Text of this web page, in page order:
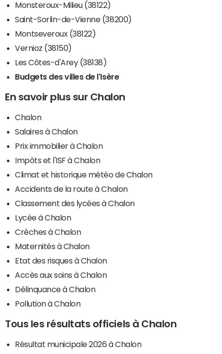
Monsteroux-Milieu (38122)
Saint-Sorlin-de-Vienne (38200)
Montseveroux (38122)
Vernioz (38150)
Les Côtes-d'Arey (38138)
Budgets des villes de l'Isère
En savoir plus sur Chalon
Chalon
Salaires à Chalon
Prix immobilier à Chalon
Impôts et l'ISF à Chalon
Climat et historique météo de Chalon
Accidents de la route à Chalon
Classement des lycées à Chalon
Lycée à Chalon
Crèches à Chalon
Maternités à Chalon
Etat des risques à Chalon
Accès aux soins à Chalon
Délinquance à Chalon
Pollution à Chalon
Tous les résultats officiels à Chalon
Résultat municipale 2026 à Chalon